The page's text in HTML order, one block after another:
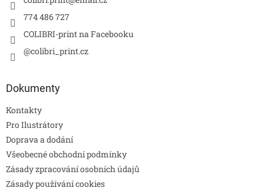
774 486 727
COLIBRI-print na Facebooku
@colibri_print.cz
Dokumenty
Kontakty
Pro Ilustrátory
Doprava a dodání
Všeobecné obchodní podmínky
Zásady zpracování osobních údajů
Zásady používání cookies